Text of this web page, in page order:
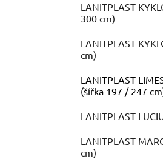
LANITPLAST
300 cm)
LANITPLAST
cm)
LANITPLAST
(šířka 197 / 247
LANITPLAST
LANITPLAST
cm)